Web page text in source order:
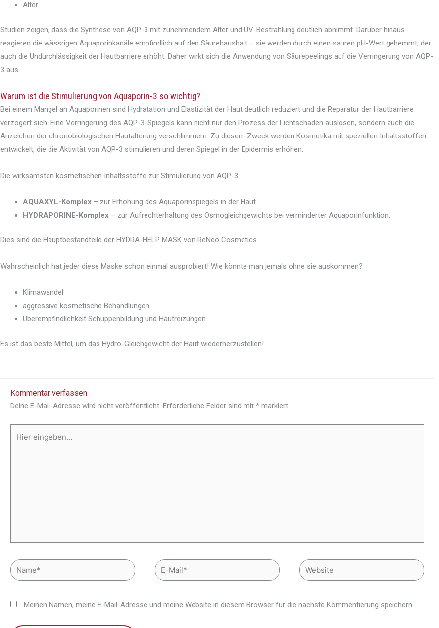
Alter
Studien zeigen, dass die Synthese von AQP-3 mit zunehmendem Alter und UV-Bestrahlung deutlich abnimmt. Darüber hinaus
reagieren die wässrigen Aquaporinkanäle empfindlich auf den Säurehaushalt – sie werden durch einen sauren pH-Wert gehemmt, der
auch die Undurchlässigkeit der Hautbarriere erhöht. Daher wirkt sich die Anwendung von Säurepeelings auf die Verringerung von AQP-
3 aus.
Warum ist die Stimulierung von Aquaporin-3 so wichtig?
Bei einem Mangel an Aquaporinen sind Hydratation und Elastizität der Haut deutlich reduziert und die Reparatur der Hautbarriere
verzögert sich. Eine Verringerung des AQP-3-Spiegels kann nicht nur den Prozess der Lichtschäden auslösen, sondern auch die
Anzeichen der chronobiologischen Hautalterung verschlimmern. Zu diesem Zweck werden Kosmetika mit speziellen Inhaltsstoffen
entwickelt, die die Aktivität von AQP-3 stimulieren und deren Spiegel in der Epidermis erhöhen.
Die wirksamsten kosmetischen Inhaltsstoffe zur Stimulierung von AQP-3
AQUAXYL-Komplex– zur Erhöhung des Aquaporinspiegels in der Haut
HYDRAPORINE-Komplex– zur Aufrechterhaltung des Osmogleichgewichts bei verminderter Aquaporinfunktion.
Dies sind die Hauptbestandteile der HYDRA-HELP MASKvon ReNeo Cosmetics.
Wahrscheinlich hat jeder diese Maske schon einmal ausprobiert! Wie könnte man jemals ohne sie auskommen?
Klimawandel
aggressive kosmetische Behandlungen
Überempfindlichkeit Schuppenbildung und Hautreizungen
Es ist das beste Mittel, um das Hydro-Gleichgewicht der Haut wiederherzustellen!
Kommentar verfassen
Deine E-Mail-Adresse wird nicht veröffentlicht. Erforderliche Felder sind mit *markiert
Meinen Namen, meine E-Mail-Adresse und meine Website in diesem Browser für die nächste Kommentierung speichern.